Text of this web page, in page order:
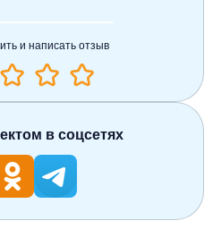
и написать отзыв
в соцсетях